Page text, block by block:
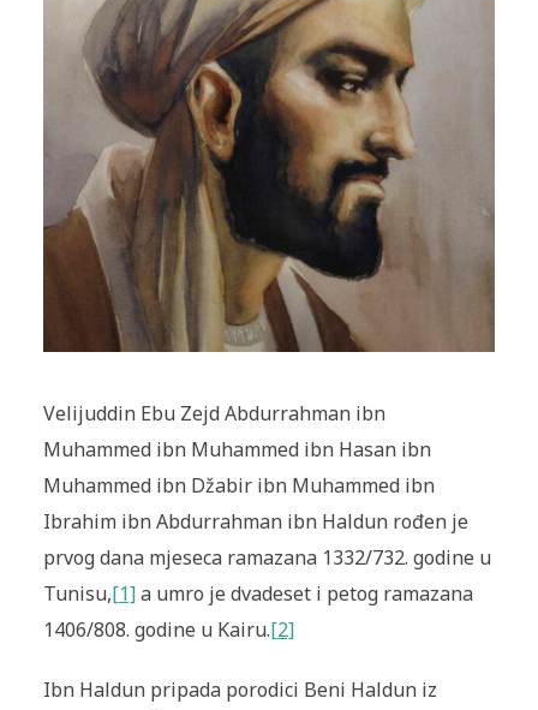
Velijuddin Ebu Zejd Abdurrahman ibn
Muhammed ibn Muhammed ibn Hasan ibn
Muhammed ibn Džabir ibn Muhammed ibn
Ibrahim ibn Abdurrahman ibn Haldun rođen je
prvog dana mjeseca ramazana 1332/732. godine u
Tunisu,[1]a umro je dvadeset i petog ramazana
1406/808. godine u Kairu.[2]
Ibn Haldun pripada porodici Beni Haldun iz